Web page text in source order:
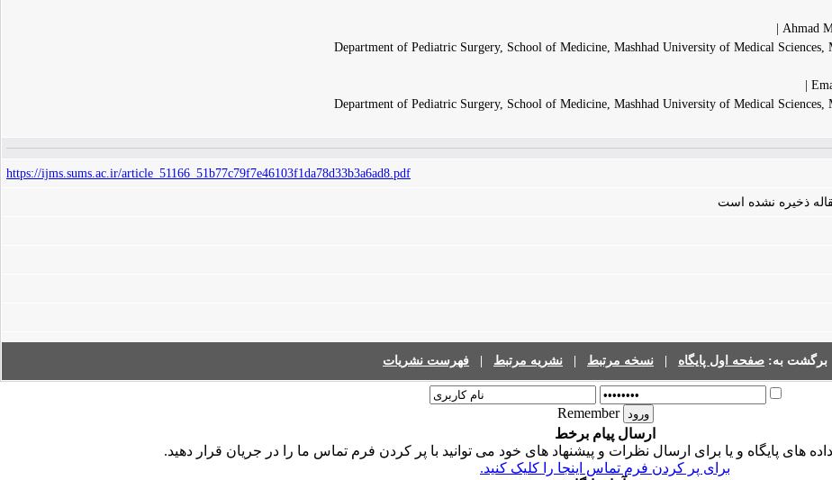
Ahmad
Department of Pediatric Surgery, School of Medicine, Mashhad University of Medical Sciences,
Department of Pediatric Surgery, School of Medicine, Mashhad University of Medical Sciences,
https://ijms.sums.ac.ir/article_51166_51b77c79f7e46103f1da78d33b3a6ad8.pdf
ذخیره نشده است
برگشت به: صفحه اول پایگاه نسخه مرتبط نشریه مرتبط فهرست نشریات
Remember
ارسال پیام برخط
های پایگاه و یا برای ارسال نظرات و پیشنهاد های خود می توانید با پر کردن فرم تماس ما را در جریان قرار دهید.
برای پر کردن فرم تماس اینجا را کلیک کنید.